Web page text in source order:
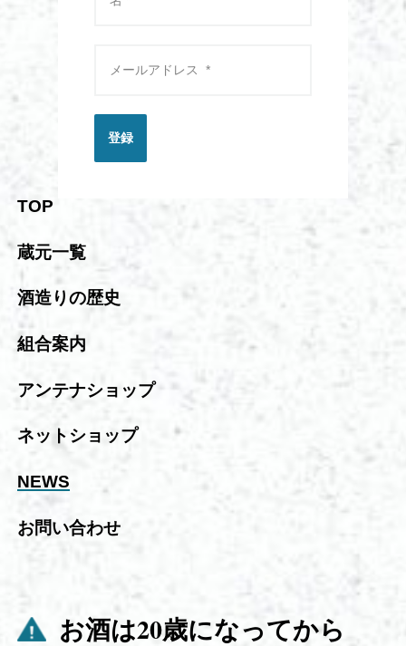
TOP
蔵元一覧
酒造りの歴史
組合案内
アンテナショップ
ネットショップ
NEWS
お問い合わせ
登録
お酒は20歳になってから